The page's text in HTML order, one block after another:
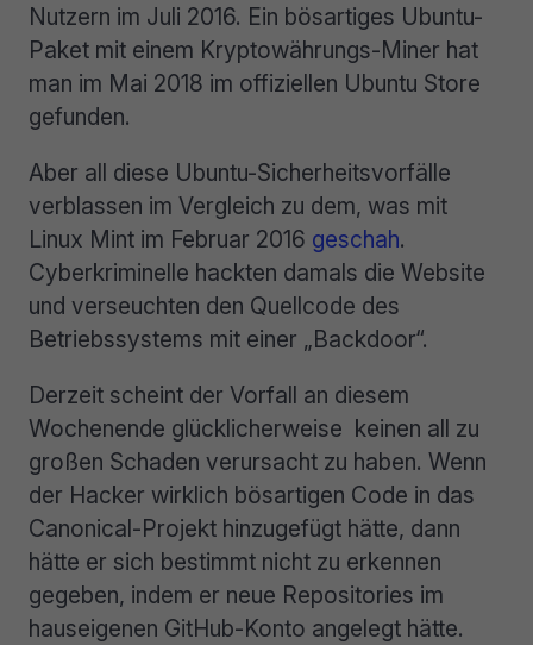
Nutzern im Juli 2016. Ein bösartiges Ubuntu-
Paket mit einem Kryptowährungs-Miner hat
man im Mai 2018 im offiziellen Ubuntu Store
gefunden.
Aber all diese Ubuntu-Sicherheitsvorfälle
verblassen im Vergleich zu dem, was mit
Linux Mint im Februar 2016 geschah.
Cyberkriminelle hackten damals die Website
und verseuchten den Quellcode des
Betriebssystems mit einer „Backdoor“.
Derzeit scheint der Vorfall an diesem
Wochenende glücklicherweise keinen all zu
großen Schaden verursacht zu haben. Wenn
der Hacker wirklich bösartigen Code in das
Canonical-Projekt hinzugefügt hätte, dann
hätte er sich bestimmt nicht zu erkennen
gegeben, indem er neue Repositories im
hauseigenen GitHub-Konto angelegt hätte.